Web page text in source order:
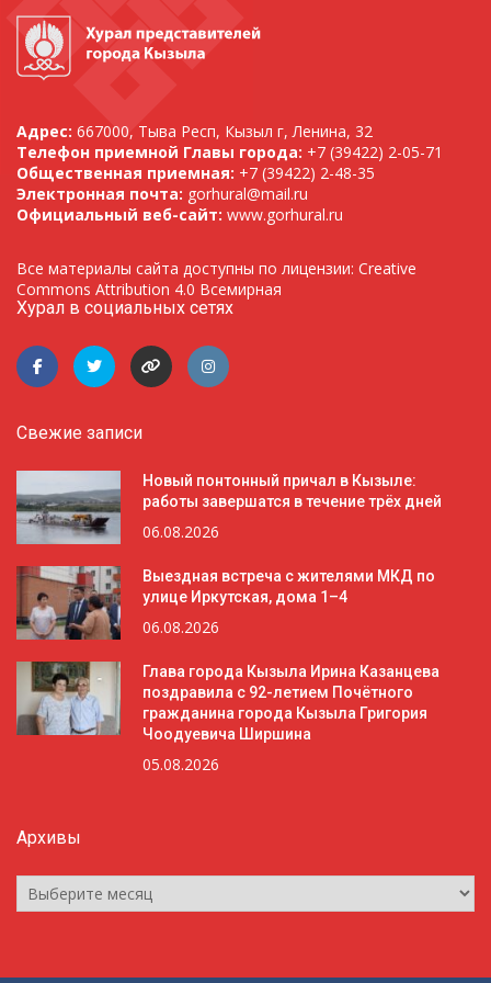
Адрес: 667000, Тыва Респ, Кызыл г, Ленина, 32
Телефон приемной Главы города: +7 (39422) 2-05-71
Общественная приемная: +7 (39422) 2-48-35
Электронная почта: gorhural@mail.ru
Официальный веб-сайт: www.gorhural.ru
Все материалы сайта доступны по лицензии: Creative
Commons Attribution 4.0 Всемирная
Хурал в социальных сетях
Свежие записи
Новый понтонный причал в Кызыле:
работы завершатся в течение трёх дней
06.08.2026
Выездная встреча с жителями МКД по
улице Иркутская, дома 1–4
06.08.2026
Глава города Кызыла Ирина Казанцева
поздравила с 92-летием Почётного
гражданина города Кызыла Григория
Чоодуевича Ширшина
05.08.2026
Архивы
Архивы